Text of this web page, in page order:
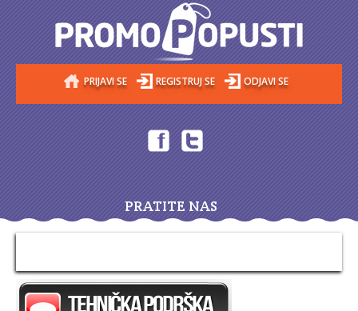
PRIJAVI SE REGISTRUJ SE ODJAVI SE
PRATITE NAS